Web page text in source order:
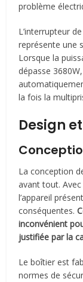
problème
L’interrupteur
représente une
Lorsque la
dépasse
la fois la
Design
La conception
avant tout.
l’appareil
conséquentes.
inconvénient
justifiée par la
Le boîtier est
normes de